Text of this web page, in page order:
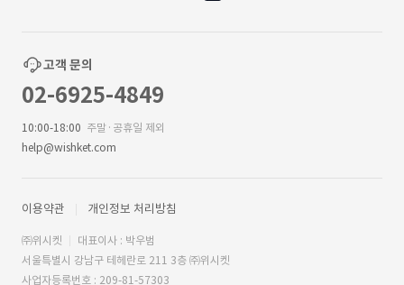
고객 문의
02-6925-4849
10:00-18:00 주말·공휴일 제외
help@wishket.com
이용약관 개인정보 처리방침
㈜위시켓
대표이사 : 박우범
서울특별시 강남구 테헤란로 211 3층 ㈜위시켓
사업자등록번호 : 209-81-57303